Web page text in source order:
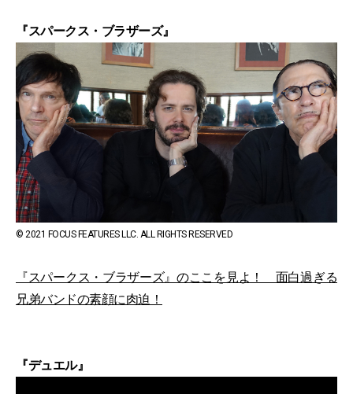
『スパークス・ブラザーズ』
© 2021 FOCUS FEATURES LLC. ALL RIGHTS RESERVED
『スパークス・ブラザーズ』のここを見よ！ 面白過ぎる
兄弟バンドの素顔に肉迫！
『デュエル』